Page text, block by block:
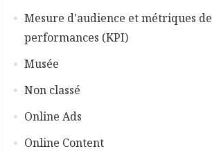
Mesure d'audience et métriques de
performances (KPI)
Musée
Non classé
Online Ads
Online Content